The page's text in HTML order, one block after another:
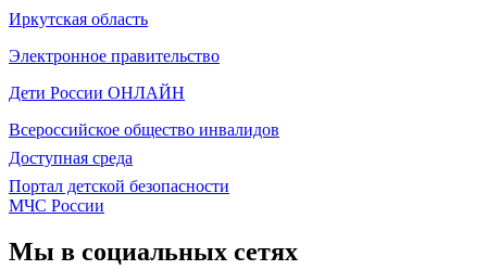
Иркутская область
Электронное правительство
Дети России ОНЛАЙН
Всероссийское общество инвалидов
Доступная среда
Портал детской безопасности
МЧС России
Мы в социальных сетях